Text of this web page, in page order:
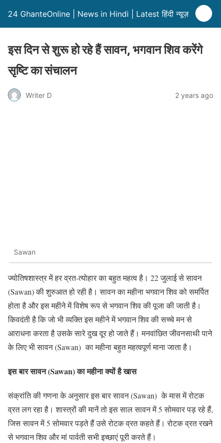
24 GhanteOnline | News in Hindi | Latest हिंदी न्यूज़
इस दिन से शुरू हो रहे हैं सावन, भगवान शिव करेंगे
सृष्टि का संचालन
Writer D 2 years ago
Sawan
ज्‍योतिषशास्‍त्र में हर व्रत-त्‍योहार का बहुत महत्‍व है। 22 जुलाई से सावन
(Sawan) की शुरुआत हो रही है। सावन का महीना भगवान शिव को समर्पित
होता है और इस महीने में विशेष रूप से भगवान शिव की पूजा की जाती है।
किवदंती है कि जो भी व्‍यक्‍ति इस महीने में भगवान शिव की सच्‍चे मन से
आराधना करता है उसके सारे दुख दूर हो जाते हैं। मनवांछित जीवनसाथी पाने
के लिए भी सावन (Sawan) का महीना बहुत महत्‍वपूर्ण माना जाता है।
इस बार सावन (Sawan) का महीना क्‍यों है खास
संक्रांति की गणना के अनुसार इस बार सावन (Sawan) के मास में रोटक
व्रत लग रहा है। शास्‍त्रों की मानें तो इस साल सावन में 5 सोमवार पड़ रहे हैं,
जिस सावन में 5 सोमवार पड़ते हैं उसे रोटक व्रत कहते हैं। रोटक व्रत रखने
से भगवान शिव और मां पार्वती सभी इच्‍छाएं पूरी करते हैं।